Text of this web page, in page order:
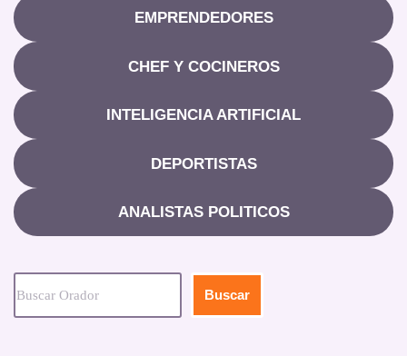
EMPRENDEDORES
CHEF Y COCINEROS
INTELIGENCIA ARTIFICIAL
DEPORTISTAS
ANALISTAS POLITICOS
Buscar